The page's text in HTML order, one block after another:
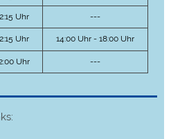
Uhr ---
Uhr 14:00 Uhr - 18:00 Uhr
Uhr ---